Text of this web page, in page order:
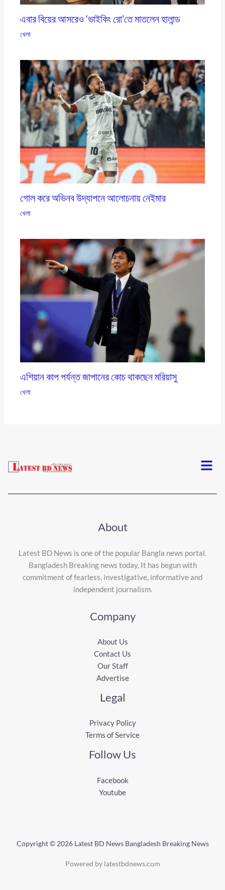
এবার বিয়ের আসরেও ‘ভাইকিং রো’তে মাতলেন হালান্ড
খেলা
গোল করে অভিনব উদ্‌যাপনে আলোচনায় নেইমার
খেলা
এশিয়ান কাপ পর্যন্ত জাপানের কোচ থাকছেন মরিয়াসু
খেলা
Menu
About
Latest BD News is one of the popular Bangla news portal.
Bangladesh Breaking news today, It has begun with
commitment of fearless, investigative, informative and
independent journalism.
Company
About Us
Contact Us
Our Staff
Advertise
Legal
Privacy Policy
Terms of Service
Follow Us
Facebook
Youtube
Copyright © 2026 Latest BD News Bangladesh Breaking News
Powered by latestbdnews.com